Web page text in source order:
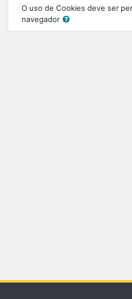
O uso de Cookies deve ser
navegador